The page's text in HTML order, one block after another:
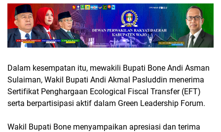
Dalam kesempatan itu, mewakili Bupati Bone Andi Asman
Sulaiman, Wakil Bupati Andi Akmal Pasluddin menerima
Sertifikat Penghargaan Ecological Fiscal Transfer (EFT)
serta berpartisipasi aktif dalam Green Leadership Forum.
Wakil Bupati Bone menyampaikan apresiasi dan terima